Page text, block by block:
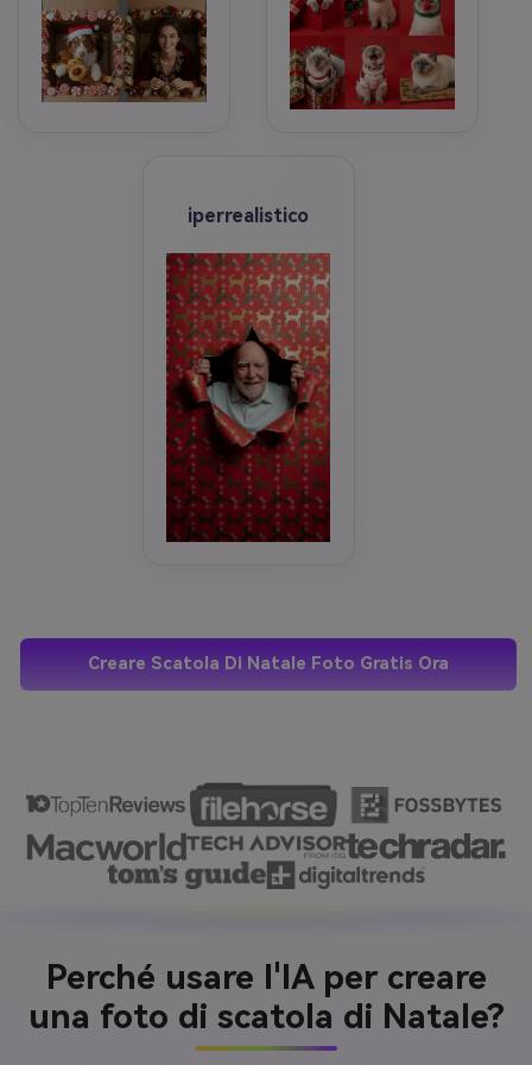
iperrealistico
Creare Scatola Di Natale Foto Gratis Ora
Perché usare l'IA per creare
una foto di scatola di Natale?